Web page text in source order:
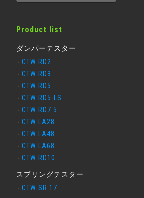
Product list
ダンパーテスター
CTW RD2
CTW RD3
CTW RD5
CTW RD5-LS
CTW RD7.5
CTW LA28
CTW LA48
CTW LA68
CTW RD10
スプリングテスター
CTW SR 17